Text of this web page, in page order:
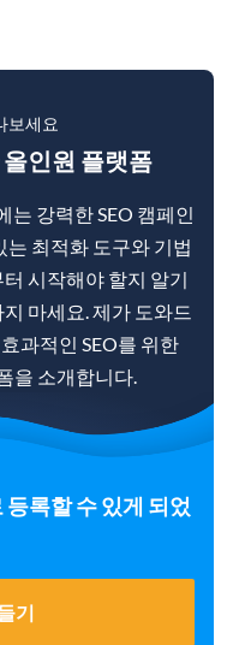
보세요
인원 플랫폼
는 강력한 SEO 캠페인
는 최적화 도구와 기법
시작해야 할지 알기
마세요. 제가 도와드
과적인 SEO를 위한
을 소개합니다.
록할 수 있게 되었
기